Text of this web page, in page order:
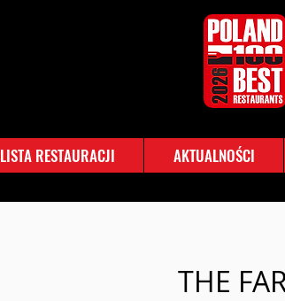
LISTA RESTAURACJI AKTUALNOŚCI
THE